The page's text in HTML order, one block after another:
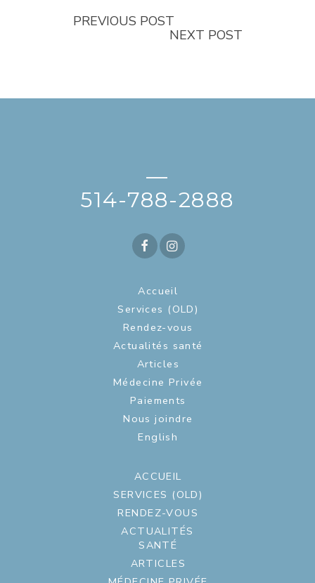
PREVIOUS POST
NEXT POST
—
514-788-2888
Accueil
Services (OLD)
Rendez-vous
Actualités santé
Articles
Médecine Privée
Paiements
Nous joindre
English
ACCUEIL
SERVICES (OLD)
RENDEZ-VOUS
ACTUALITÉS
SANTÉ
ARTICLES